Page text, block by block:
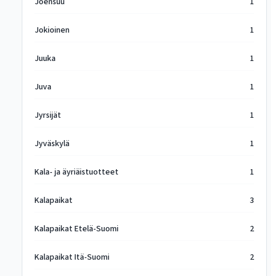
Jokioinen 1
Juuka 1
Juva 1
Jyrsijät 1
Jyväskylä 1
Kala- ja äyriäistuotteet 1
Kalapaikat 3
Kalapaikat Etelä-Suomi 2
Kalapaikat Itä-Suomi 2